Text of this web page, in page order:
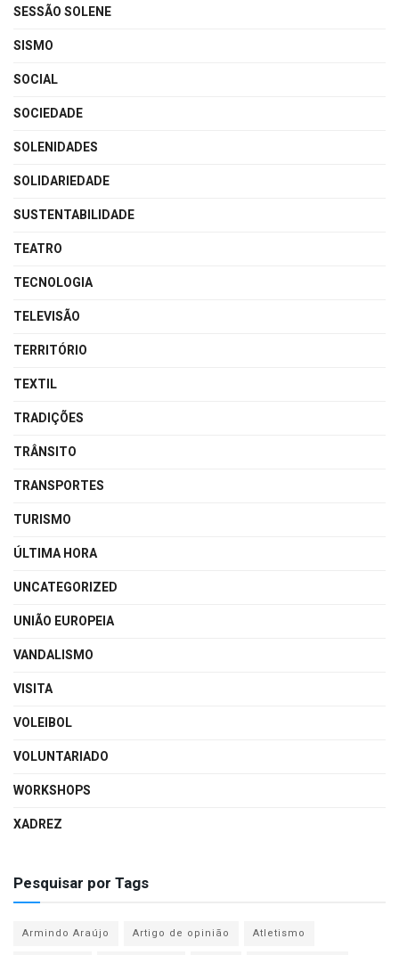
SESSÃO SOLENE
SISMO
SOCIAL
SOCIEDADE
SOLENIDADES
SOLIDARIEDADE
SUSTENTABILIDADE
TEATRO
TECNOLOGIA
TELEVISÃO
TERRITÓRIO
TEXTIL
TRADIÇÕES
TRÂNSITO
TRANSPORTES
TURISMO
ÚLTIMA HORA
UNCATEGORIZED
UNIÃO EUROPEIA
VANDALISMO
VISITA
VOLEIBOL
VOLUNTARIADO
WORKSHOPS
XADREZ
Pesquisar por Tags
Armindo Araújo Artigo de opinião
Atletismo